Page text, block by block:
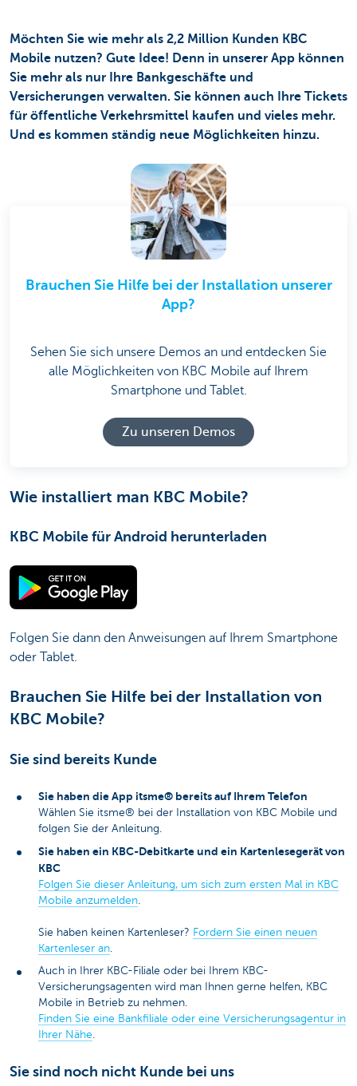
Möchten Sie wie mehr als 2,2 Million Kunden KBC
Mobile nutzen? Gute Idee! Denn in unserer App können
Sie mehr als nur Ihre Bankgeschäfte und
Versicherungen verwalten. Sie können auch Ihre Tickets
für öffentlich​e Verkehrsmittel kaufen und vieles mehr.
Und es kommen ständig neue Möglichkeiten hinzu.
Brauchen Sie Hilfe bei der Installation unserer
App?
Sehen Sie sich unsere Demos an und entdecken Sie
alle Möglichkeiten von KBC Mobile auf Ihrem
Smartphone und Tablet.
Zu unseren Demos
Wie installiert man KBC Mobile?
KBC Mobile für Android herunterladen
Folgen Sie dann den Anweisungen auf Ihrem Smartphone
oder Tablet.
Brauchen Sie Hilfe bei der Installation von
KBC Mobile?
Sie sind bereits Kunde
Sie haben die App itsme® bereits auf Ihrem Telefon
Wählen Sie itsme® bei der Installation von KBC Mobile und
folgen Sie der Anleitung.
Sie haben ein KBC-Debitkarte und ein Kartenlesegerät von
KBC
Folgen Sie dieser Anleitung, um sich zum ersten Mal in KBC
Mobile anzumelden.
Sie haben keinen Kartenleser? Fordern Sie einen neuen
Kartenleser an.
Auch in Ihrer KBC-Filiale oder bei Ihrem KBC-
Versicherungsagenten wird man Ihnen gerne helfen, KBC
Mobile in Betrieb zu nehmen.
Finden Sie eine Bankfiliale oder eine Versicherungsagentur in
Ihrer Nähe.
Sie sind noch nicht Kunde bei uns